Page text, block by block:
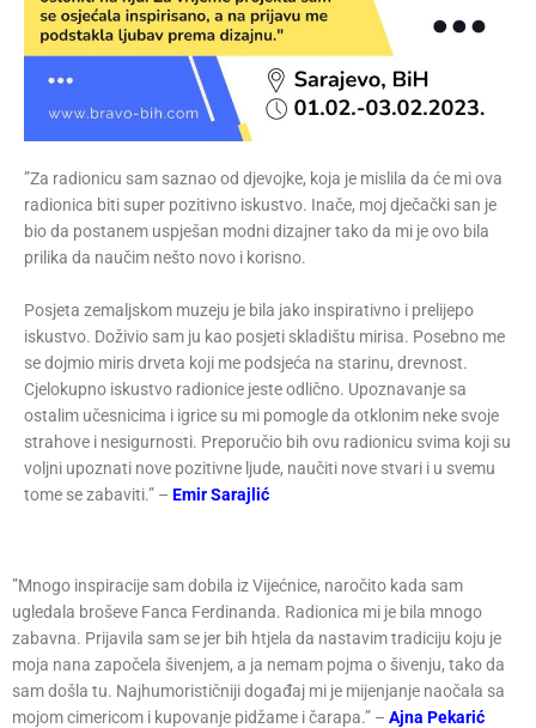
”Za radionicu sam saznao od djevojke, koja je mislila da će mi ova
radionica biti super pozitivno iskustvo. Inače, moj dječački san je
bio da postanem uspješan modni dizajner tako da mi je ovo bila
prilika da naučim nešto novo i korisno.
Posjeta zemaljskom muzeju je bila jako inspirativno i prelijepo
iskustvo. Doživio sam ju kao posjeti skladištu mirisa. Posebno me
se dojmio miris drveta koji me podsjeća na starinu, drevnost.
Cjelokupno iskustvo radionice jeste odlično. Upoznavanje sa
ostalim učesnicima i igrice su mi pomogle da otklonim neke svoje
strahove i nesigurnosti. Preporučio bih ovu radionicu svima koji su
voljni upoznati nove pozitivne ljude, naučiti nove stvari i u svemu
tome se zabaviti.” – Emir Sarajlić
”Mnogo inspiracije sam dobila iz Vijećnice, naročito kada sam
ugledala broševe Fanca Ferdinanda. Radionica mi je bila mnogo
zabavna. Prijavila sam se jer bih htjela da nastavim tradiciju koju je
moja nana započela šivenjem, a ja nemam pojma o šivenju, tako da
sam došla tu. Najhumorističniji događaj mi je mijenjanje naočala sa
mojom cimericom i kupovanje pidžame i čarapa.” – Ajna Pekarić